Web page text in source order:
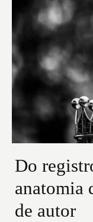
Do
anatomia
de autor